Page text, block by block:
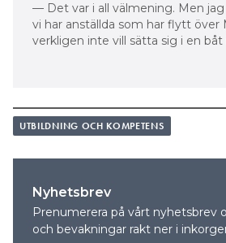
— Det var i all välmening. Men
vi har anställda som har flytt över
verkligen inte vill sätta sig i en båt
UTBILDNING OCH KOMPETENS
Nyhetsbrev
Prenumerera på vårt nyhetsbrev
och bevakningar rakt ner i